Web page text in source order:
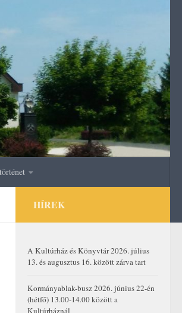
HÍREK
A Kultúrház és Könyvtár 2026. július
13. és augusztus 16. között zárva tart
Kormányablak-busz 2026. június 22-én
(hétfő) 13.00-14.00 között a